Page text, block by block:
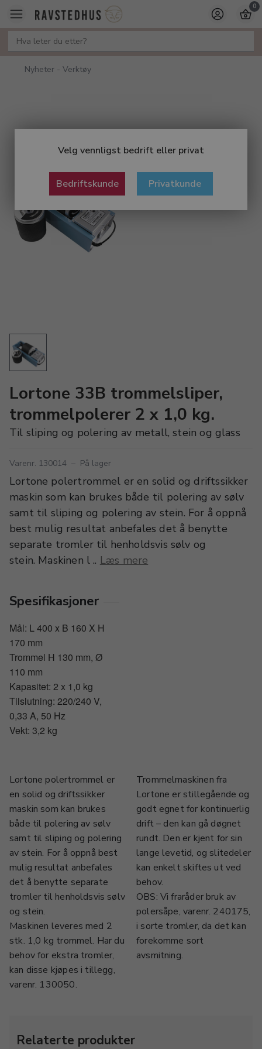
Velg vennligst bedrift eller privat
Bedriftskunde Privatkunde
0
Nyheter - Verktøy
Lortone 33B trommelsliper,
trommelpolerer 2 x 1,0 kg.
Til sliping og polering av metall, stein og glass
Varenr. 130014 – På lager
Lortone polertrommel er en solid og driftssikker
maskin som kan brukes både til polering av sølv
samt til sliping og polering av stein. For å oppnå
best mulig resultat anbefales det å benytte
separate tromler til henholdsvis sølv og
stein. Maskinen l .. Læs mere
Spesifikasjoner
Mål: L 400 x B 160 X H
170 mm
Trommel H 130 mm, Ø
110 mm
Kapasitet: 2 x 1,0 kg
Tilslutning: 220/240 V,
0,33 A, 50 Hz
Vekt: 3,2 kg
Lortone polertrommel er
en solid og driftssikker
maskin som kan brukes
både til polering av sølv
samt til sliping og polering
av stein. For å oppnå best
mulig resultat anbefales
det å benytte separate
tromler til henholdsvis sølv
og stein.
Maskinen leveres med 2
stk. 1,0 kg trommel. Har du
behov for ekstra tromler,
kan disse kjøpes i tillegg,
varenr. 130050.
Trommelmaskinen fra
Lortone er stillegående og
godt egnet for kontinuerlig
drift – den kan gå døgnet
rundt. Den er kjent for sin
lange levetid, og slitedeler
kan enkelt skiftes ut ved
behov.
OBS: Vi fraråder bruk av
polersåpe, varenr. 240175,
i sorte tromler, da det kan
forekomme sort
avsmitning.
Relaterte produkter